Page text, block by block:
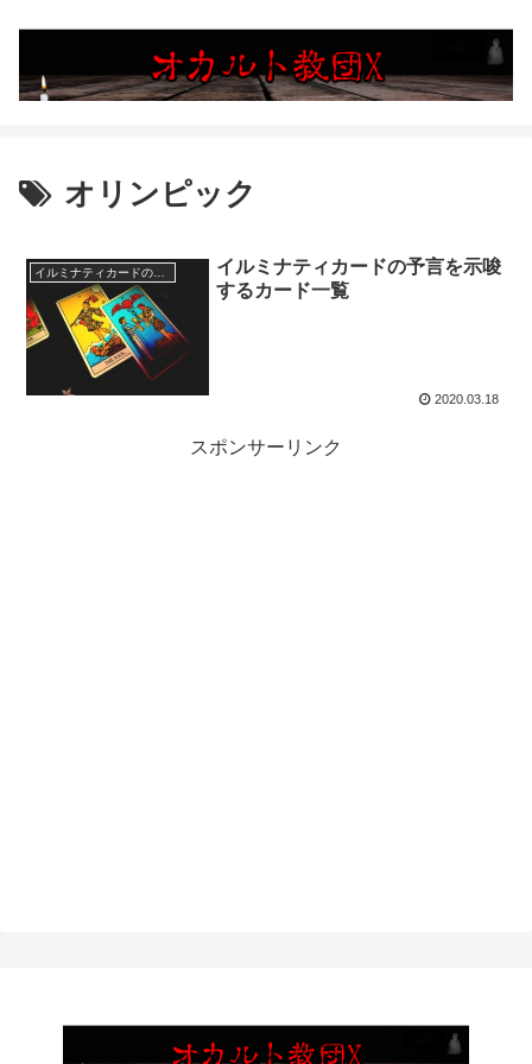
オリンピック
イルミナティカードの予言を示唆
するカード一覧
2020.03.18
スポンサーリンク